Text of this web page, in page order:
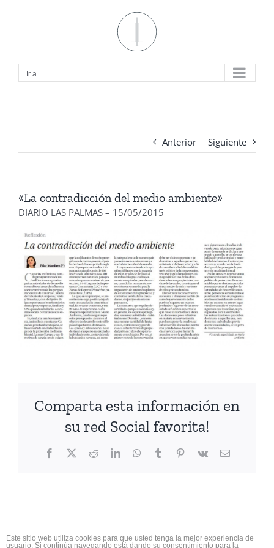
Ir a...
Anterior Siguiente
«La contradicción del medio ambiente»
DIARIO LAS PALMAS – 15/05/2015
Comparta esta información en
su red Social favorita!
Facebook
X RedditLinkedInWhatsApp
TumblrPinterest
Vk
Correo
Este sitio web utiliza cookies para que usted tenga la mejor experiencia de
usuario. Si continúa navegando está dando su consentimiento para la